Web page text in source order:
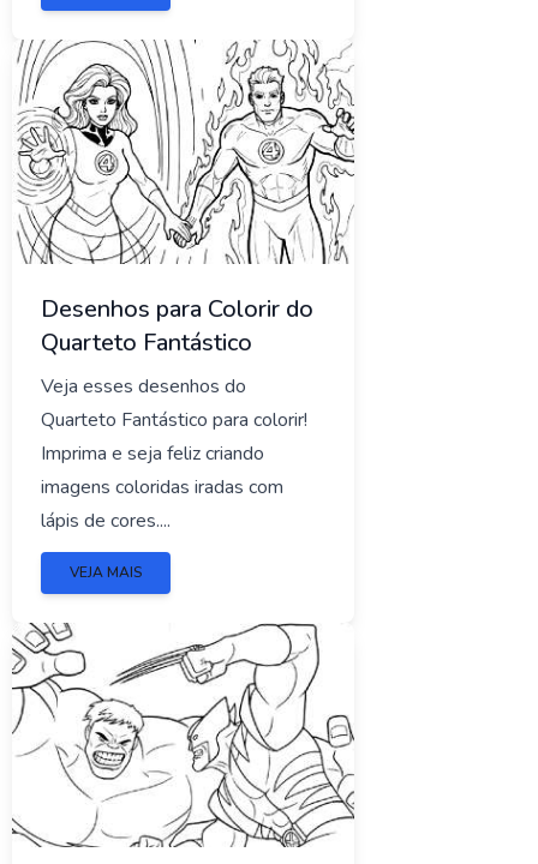
Desenhos para Colorir do
Quarteto Fantástico
Veja esses desenhos do
Quarteto Fantástico para colorir!
Imprima e seja feliz criando
imagens coloridas iradas com
lápis de cores....
VEJA MAIS